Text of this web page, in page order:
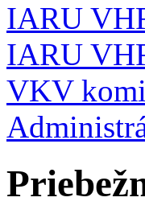
IARU
IARU
VKV